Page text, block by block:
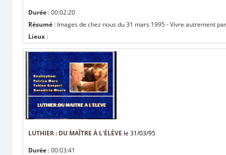
Durée : 00:02:20
Résumé : Images de chez nous du 31 mars 1995 - Vivre autrement
Lieux :
LUTHIER : DU MAÎTRE À L'ÉLÈVE le 31/03/95
Durée : 00:03:41